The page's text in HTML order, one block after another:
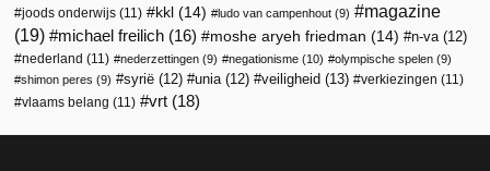
joods onderwijs (11) kkl (14) ludo van campenhout (9)
magazine
(19)
michael freilich (16) moshe aryeh friedman (14) n-va(12)
nederland (11) nederzettingen (9) negationisme (10) olympische spelen (9)
shimon peres (9) syrië (12) unia(12) veiligheid (13) verkiezingen (11)
vlaams belang (11) vrt (18)